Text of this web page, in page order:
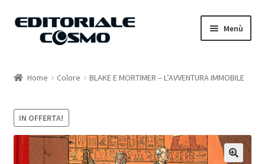
Vai
Vai
Menù
Carrello
Il mio account
Home Colore BLAKE E MORTIMER – L’AVVENTURA IMMOBILE
IN OFFERTA!